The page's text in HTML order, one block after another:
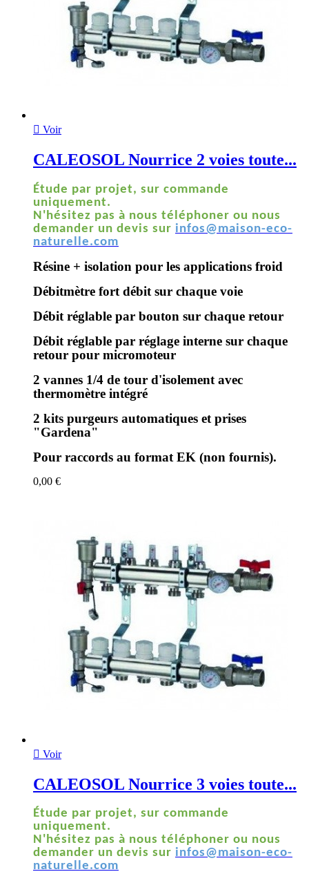
 Voir
CALEOSOL Nourrice 2 voies toute...
Étude par projet, sur commande
uniquement.
N'hésitez pas à nous téléphoner ou nous
demander un devis sur infos@maison-eco-
naturelle.com
Résine + isolation pour les applications froid
Débitmètre fort débit sur chaque voie
Débit réglable par bouton sur chaque retour
Débit réglable par réglage interne sur chaque
retour pour micromoteur
2 vannes 1/4 de tour d'isolement avec
thermomètre intégré
2 kits purgeurs automatiques et prises
"Gardena"
Pour raccords au format EK (non fournis).
0,00 €
 Voir
CALEOSOL Nourrice 3 voies toute...
Étude par projet, sur commande
uniquement.
N'hésitez pas à nous téléphoner ou nous
demander un devis sur infos@maison-eco-
naturelle.com